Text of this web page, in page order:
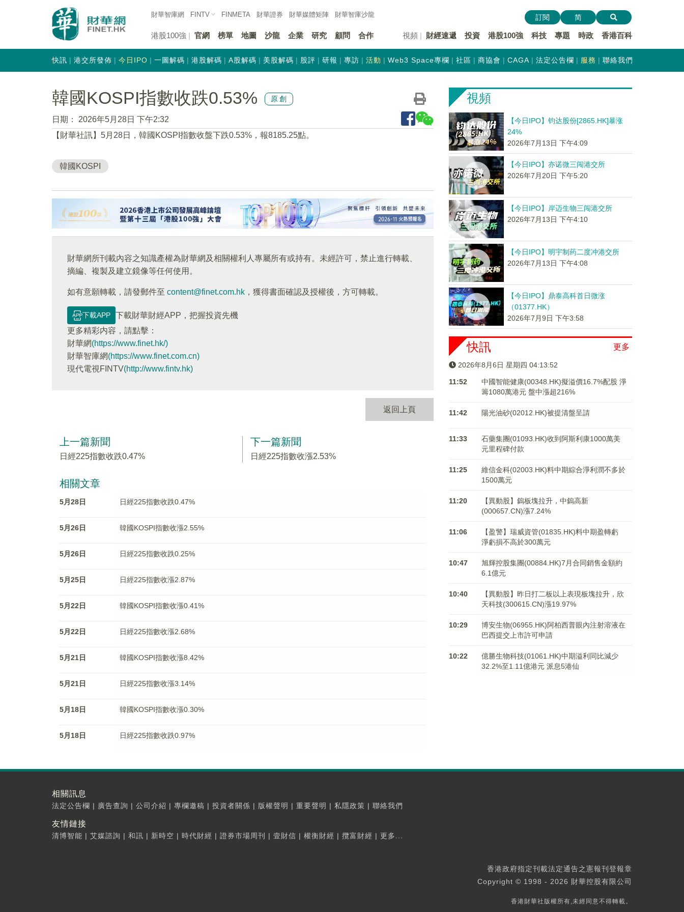
財華智庫網 FINTV FINMETA 財華證券 財華媒體矩陣 財華智庫沙龍
港股100強 官網 榜單 地圖 沙龍 企業 研究 顧問 合作 視頻 財經速遞 投資 港股100強 科技 專題 時政 香港百科
訂閱 简
快訊 港交所發佈 今日IPO 一圖解碼 港股解碼 A股解碼 美股解碼 股評 研報 專訪 活動 Web3 Space專欄 社區 商協會 CAGA 法定公告欄 服務 聯絡我們
韓國KOSPI指數收跌0.53% 原創
日期：
2026年5月28日 下午2:32
【財華社訊】5月28日，韓國KOSPI指數收盤下跌0.53%，報8185.25點。
韓國KOSPI
財華網所刊載內容之知識產權為財華網及相關權利人專屬所有或持有。未經許可，禁止進行轉載、
摘編、複製及建立鏡像等任何使用。
如有意願轉載，請發郵件至 content@finet.com.hk ，獲得書面確認及授權後，方可轉載。
下載APP
下載財華財經APP，把握投資先機
更多精彩内容，請點擊：
財華網(https://www.finet.hk/)
財華智庫網(https://www.finet.com.cn)
現代電視FINTV(http://www.fintv.hk)
返回上頁
上一篇新聞
日經225指數收跌0.47%
下一篇新聞
日經225指數收漲2.53%
相關文章
5月28日 日經225指數收跌0.47%
5月26日 韓國KOSPI指數收漲2.55%
5月26日 日經225指數收跌0.25%
5月25日 日經225指數收漲2.87%
5月22日 韓國KOSPI指數收漲0.41%
5月22日 日經225指數收漲2.68%
5月21日 韓國KOSPI指數收漲8.42%
5月21日 日經225指數收漲3.14%
5月18日 韓國KOSPI指數收漲0.30%
5月18日 日經225指數收跌0.97%
視頻
【今日IPO】钧达股份[2865.HK]暴涨
24%
2026年7月13日 下午4:09
【今日IPO】亦诺微三闯港交所
2026年7月20日 下午5:20
【今日IPO】岸迈生物三闯港交所
2026年7月13日 下午4:10
【今日IPO】明宇制药二度冲港交所
2026年7月13日 下午4:08
【今日IPO】鼎泰高科首日微涨
（01377.HK）
2026年7月9日 下午3:58
更多
快訊
2026年8月6日 星期四 04:13:52
11:52
中國智能健康(00348.HK)擬溢價16.7%配股 淨
籌1080萬港元 ​​​​​​​盤中漲超216%
11:42 陽光油砂(02012.HK)被提清盤呈請
11:33
石藥集團(01093.HK)收到阿斯利康1000萬美
元里程碑付款
11:25
維信金科(02003.HK)料中期綜合淨利潤不多於
1500萬元
11:20
【異動股】鎢板塊拉升，中鎢高新
(000657.CN)漲7.24%
11:06
【盈警】瑞威資管(01835.HK)料中期盈轉虧
淨虧損不高於300萬元
10:47
旭輝控股集團(00884.HK)7月合同銷售金額約
6.1億元
10:40
【異動股】昨日打二板以上表現板塊拉升，欣
天科技(300615.CN)漲19.97%
10:29
博安生物(06955.HK)阿柏西普眼內注射溶液在
巴西提交上市許可申請
10:22
億勝生物科技(01061.HK)中期溢利同比減少
32.2%至1.11億港元 派息5港仙
相關訊息
法定公告欄 | 廣告查詢 | 公司介紹 | 專欄邀稿 | 投資者關係 | 版權聲明 | 重要聲明 | 私隱政策 | 聯絡我們
友情鏈接
清博智能 | 艾媒諮詢 | 和訊 | 新時空 | 時代財經 | 證券市場周刊 | 壹財信 | 權衡財經 | 攬富財經 | 更多...
香港政府指定刊載法定通告之憲報刊登報章
Copyright © 1998 - 2026 財華控股有限公司
香港財華社版權所有,未經同意不得轉載。